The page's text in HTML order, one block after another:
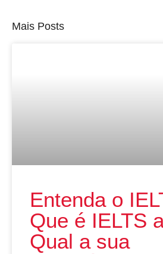
Mais Posts
Entenda o
Que é IELTS
Qual a sua